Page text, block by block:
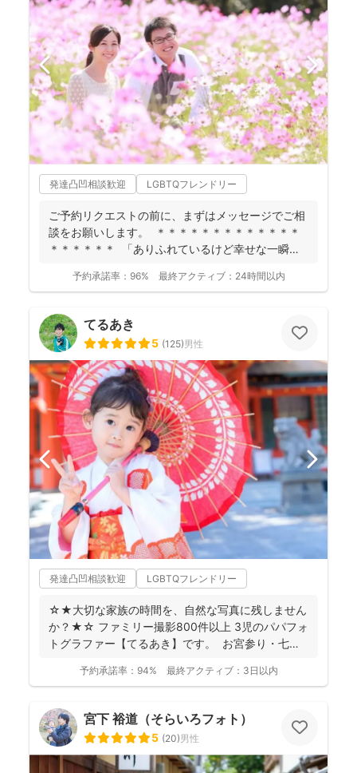
発達凸凹相談歓迎 LGBTQフレンドリー
ご予約リクエストの前に、まずはメッセージでご相
談をお願いします。 ＊＊＊＊＊＊＊＊＊＊＊＊＊
＊＊＊＊＊＊ 「ありふれているけど幸せな一瞬」
予約承諾率： 96% 最終アクティブ： 24時間以内
てるあき
5 (125)男性
発達凸凹相談歓迎 LGBTQフレンドリー
☆★大切な家族の時間を、自然な写真に残しません
か？★☆ ファミリー撮影800件以上 3児のパパフォ
トグラファー【てるあき】です。 お宮参り・七
予約承諾率： 94% 最終アクティブ： 3日以内
宮下 裕道（そらいろフォト）
5 (20)男性